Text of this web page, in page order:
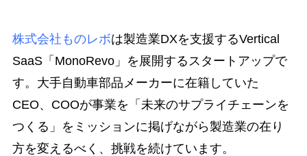
株式会社ものレボは製造業DXを支援するVertical
SaaS「MonoRevo」を展開するスタートアップで
す。大手自動車部品メーカーに在籍していた
CEO、COOが事業を「未来のサプライチェーンを
つくる」をミッションに掲げながら製造業の在り
方を変えるべく、挑戦を続けています。